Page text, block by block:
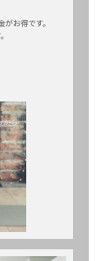
お得です。